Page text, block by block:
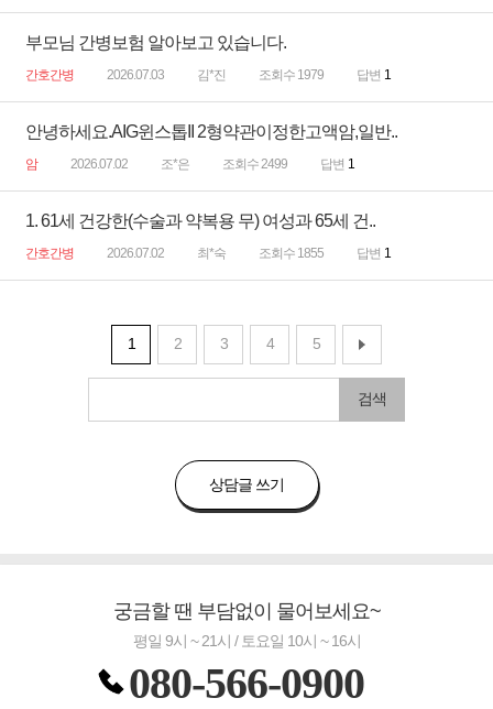
부모님 간병보험 알아보고 있습니다.
간호간병 2026.07.03 김*진 조회수 1979 답변 1
안녕하세요.AIG윈스톱II 2형약관이정한고액암,일반..
암 2026.07.02 조*은 조회수 2499 답변 1
1. 61세 건강한(수술과 약복용 무) 여성과 65세 건..
간호간병 2026.07.02 최*숙 조회수 1855 답변 1
1 2 3 4 5
검색
상담글 쓰기
궁금할 땐 부담없이 물어보세요~
평일 9시 ~ 21시 / 토요일 10시 ~ 16시
080-566-0900